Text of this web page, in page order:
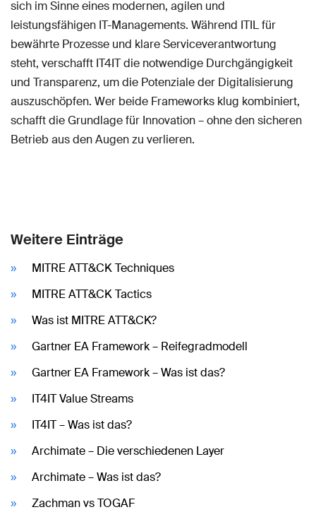
sich im Sinne eines modernen, agilen und
leistungsfähigen IT-Managements. Während ITIL für
bewährte Prozesse und klare Serviceverantwortung
steht, verschafft IT4IT die notwendige Durchgängigkeit
und Transparenz, um die Potenziale der Digitalisierung
auszuschöpfen. Wer beide Frameworks klug kombiniert,
schafft die Grundlage für Innovation – ohne den sicheren
Betrieb aus den Augen zu verlieren.
Weitere Einträge
MITRE ATT&CK Techniques
MITRE ATT&CK Tactics
Was ist MITRE ATT&CK?
Gartner EA Framework – Reifegradmodell
Gartner EA Framework – Was ist das?
IT4IT Value Streams
IT4IT – Was ist das?
Archimate – Die verschiedenen Layer
Archimate – Was ist das?
Zachman vs TOGAF